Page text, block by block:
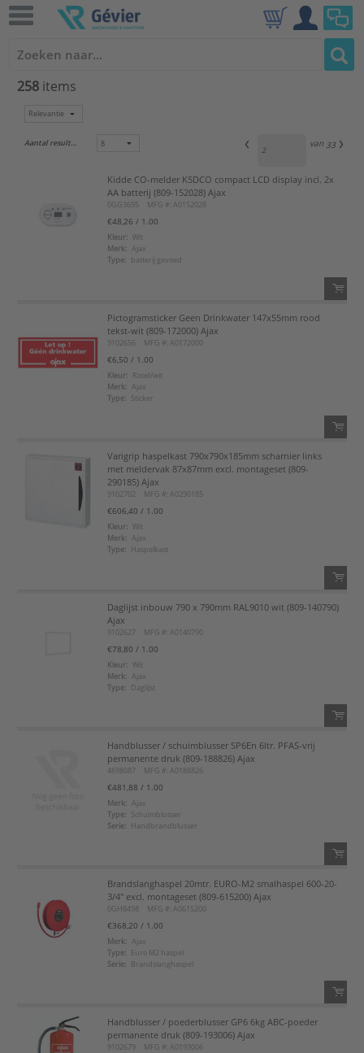
258 items
Aantal resultaten: van 33
Kidde CO-melder K5DCO compact LCD display incl. 2x
AA batterij (809-152028) Ajax
0GG3695 MFG #: A0152028
€48,26 / 1.00
Kleur: Wit
Merk: Ajax
Type:
batterij gevoed
Voeg toe aan favorietenlijst
Pictogramsticker Geen Drinkwater 147x55mm rood
tekst-wit (809-172000) Ajax
9102656 MFG #: A0172000
€6,50 / 1.00
Kleur:
Rood/wit
Merk: Ajax
Type:
Sticker
Varigrip haspelkast 790x790x185mm scharnier links
met meldervak 87x87mm excl. montageset (809-
290185) Ajax
9102702 MFG #: A0290185
€606,40 / 1.00
Kleur: Wit
Merk: Ajax
Type:
Haspelkast
Voeg toe aan favorietenlijst
Daglijst inbouw 790 x 790mm RAL9010 wit (809-140790)
Ajax
9102627 MFG #: A0140790
€78,80 / 1.00
Kleur: Wit
Merk: Ajax
Type:
Daglijst
Voeg toe aan favorietenlijst
Handblusser / schuimblusser SP6En 6ltr. PFAS-vrij
permanente druk (809-188826) Ajax
4698087 MFG #: A0188826
€481,88 / 1.00
Merk: Ajax
Type:
Schuimblusser
Serie:
Handbrandblusser
Voeg toe aan favorietenlijst
Brandslanghaspel 20mtr. EURO-M2 smalhaspel 600-20-
3/4" excl. montageset (809-615200) Ajax
0GH8498 MFG #: A0615200
€368,20 / 1.00
Merk: Ajax
Type:
Euro M2 haspel
Serie:
Brandslanghaspel
QTY:
Handblusser / poederblusser GP6 6kg ABC-poeder
permanente druk (809-193006) Ajax
9102679 MFG #: A0193006